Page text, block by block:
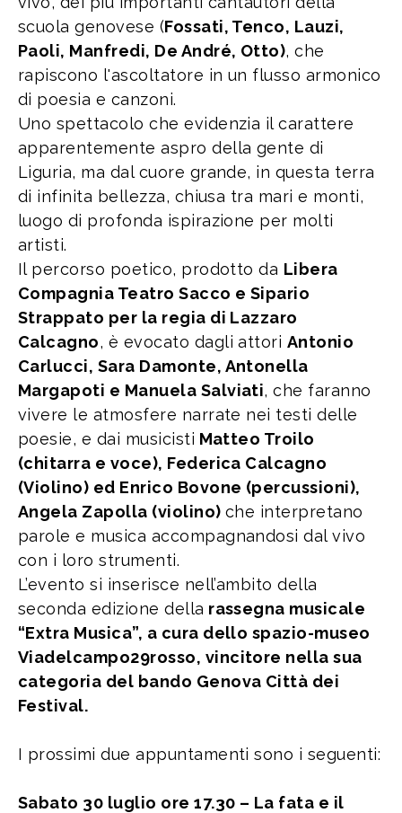
scuola genovese (Fossati, Tenco, Lauzi,
Paoli, Manfredi, De André, Otto), che
rapiscono l'ascoltatore in un flusso armonico
di poesia e canzoni.
Uno spettacolo che evidenzia il carattere
apparentemente aspro della gente di
Liguria, ma dal cuore grande, in questa terra
di infinita bellezza, chiusa tra mari e monti,
luogo di profonda ispirazione per molti
artisti.
Il percorso poetico, prodotto da Libera
Compagnia Teatro Sacco e Sipario
Strappato per la regia di Lazzaro
Calcagno, è evocato dagli attori Antonio
Carlucci, Sara Damonte, Antonella
Margapoti e Manuela Salviati, che faranno
vivere le atmosfere narrate nei testi delle
poesie, e dai musicisti Matteo Troilo
(chitarra e voce), Federica Calcagno
(Violino) ed Enrico Bovone (percussioni),
Angela Zapolla (violino) che interpretano
parole e musica accompagnandosi dal vivo
con i loro strumenti.
L’evento si inserisce nell’ambito della
seconda edizione della rassegna musicale
“Extra Musica”, a cura dello spazio-museo
Viadelcampo29rosso, vincitore nella sua
categoria del bando Genova Città dei
Festival.
I prossimi due appuntamenti sono i seguenti:
Sabato 30 luglio ore 17.30 – La fata e il